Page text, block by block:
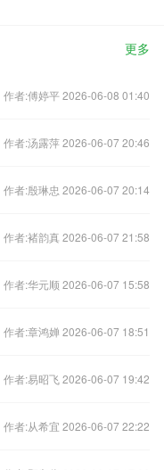
更多
作者:傅婷平 2026-06-08 01:40
作者:汤露萍 2026-06-07 20:46
作者:殷琳忠 2026-06-07 20:14
作者:褚韵真 2026-06-07 21:58
作者:华元顺 2026-06-07 15:58
作者:章鸿婵 2026-06-07 18:51
作者:易昭飞 2026-06-07 19:42
作者:从希宜 2026-06-07 22:22